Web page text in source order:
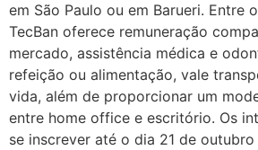
em São Paulo ou em Barueri. Entre
TecBan oferece remuneração
mercado, assistência médica e
refeição ou alimentação, vale
vida, além de proporcionar um
entre home office e escritório. Os
se inscrever até o dia 21 de